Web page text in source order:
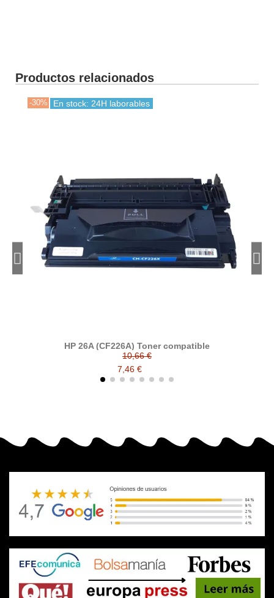
Productos relacionados
-30% En stock: 24H laborables
HP 26A (CF226A) Toner compatible
10,66 €
7,46 €